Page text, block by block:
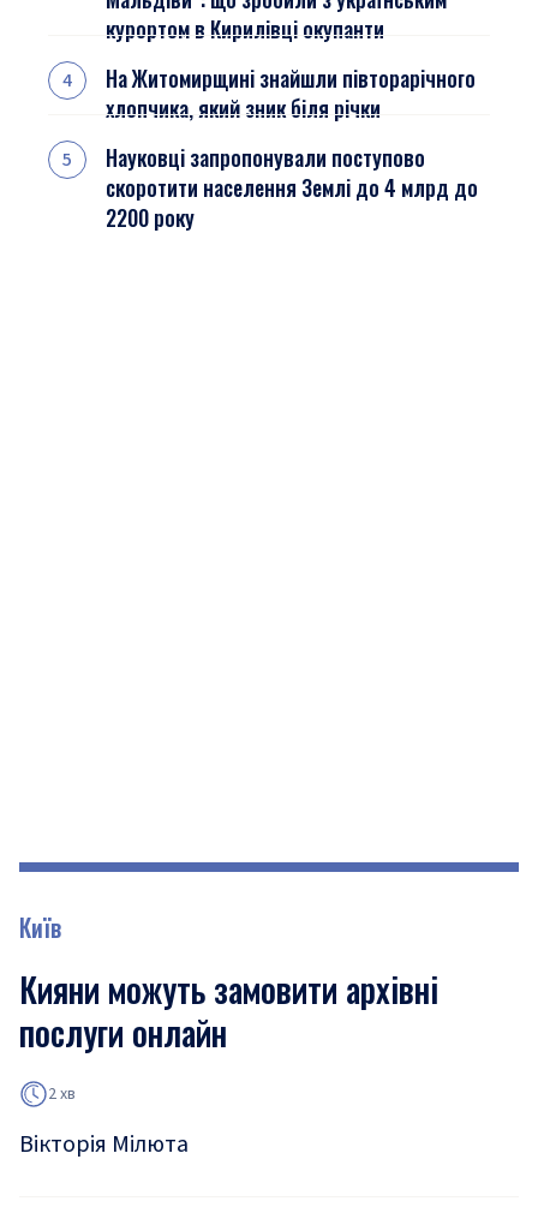
курортом в Кирилівці окупанти
На Житомирщині знайшли півторарічного
хлопчика, який зник біля річки
Науковці запропонували поступово
скоротити населення Землі до 4 млрд до
2200 року
Київ
Кияни можуть замовити архівні
послуги онлайн
2 хв
Вікторія Мілюта